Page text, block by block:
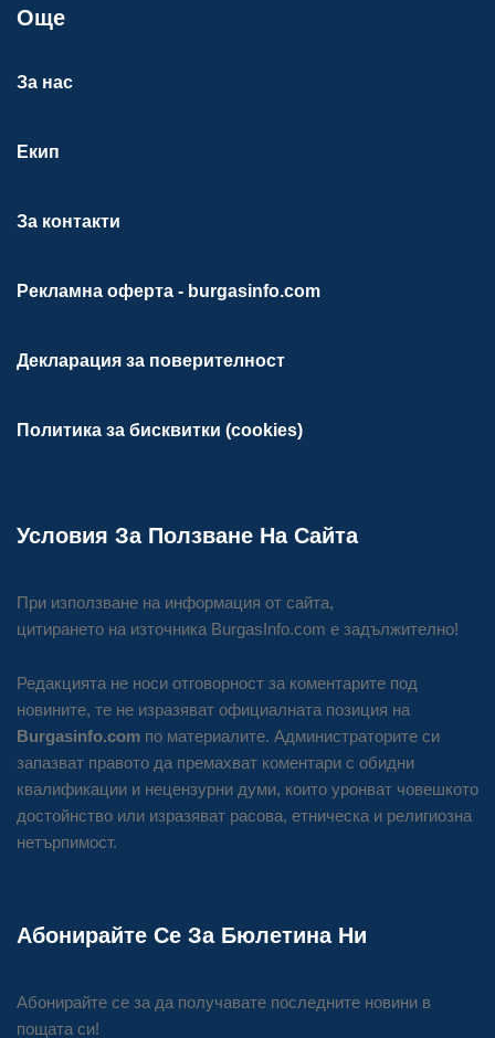
Още
За нас
Екип
За контакти
Рекламна оферта - burgasinfo.com
Декларация за поверителност
Политика за бисквитки (cookies)
Условия За Ползване На Сайта
При използване на информация от сайта,
цитирането на източника BurgasInfo.com е задължително!
Редакцията не носи отговорност за коментарите под
новините, те не изразяват официалната позиция на
Burgasinfo.com по материалите. Администраторите си
запазват правото да премахват коментари с обидни
квалификации и нецензурни думи, които уронват човешкото
достойнство или изразяват расова, етническа и религиозна
нетърпимост.
Абонирайте Се За Бюлетина Ни
Абонирайте се за да получавате последните новини в
пощата си!